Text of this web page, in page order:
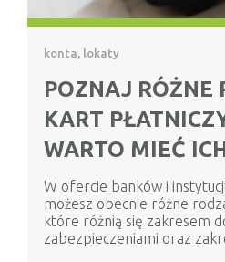
konta, lokaty
POZNAJ RÓŻNE
KART
WARTO MIEĆ
W ofercie banków i
możesz obecnie różne
które różnią się zakresem
zabezpieczeniami oraz